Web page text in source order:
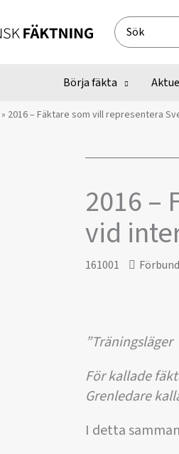
Search
for:
Börja fäkta
» ​2016 – Fäktare som vill representera
​2016 –
vid
161001
”Träningsläger
För kallade
Grenledare
I detta